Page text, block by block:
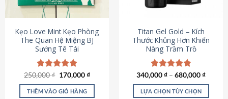
có
chọn
trên
trang
sản
phẩm
Kẹo Love Mint Kẹo Phòng
The Quan Hệ Miệng BJ
Sướng Tê Tái
Được xếp
hạng5.00
5 sao
250,000₫ Giá
là:
250,000 ₫.
170,000₫Giá
tại
THÊM VÀO GIỎ HÀNG
Titan Gel Gold – Kích
Thước Khủng Hơn Khiến
Nàng Trầm Trồ
Được xếp
hạng4.79
5 sao
340,000₫ – 680,000₫
LỰA CHỌN TÙY CHỌN